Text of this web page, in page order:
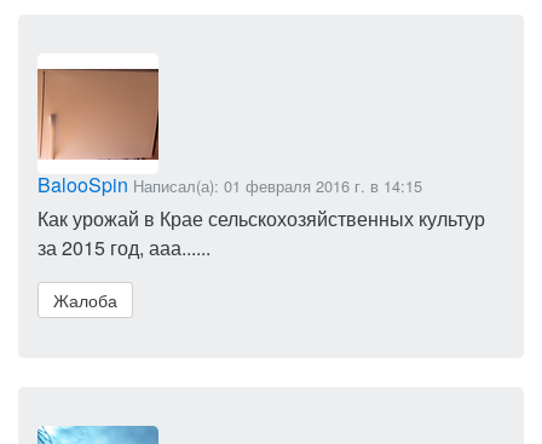
BalooSpin Написал(а): 01 февраля 2016 г. в 14:15
Как урожай в Крае сельскохозяйственных культур
за 2015 год, ааа......
Жалоба